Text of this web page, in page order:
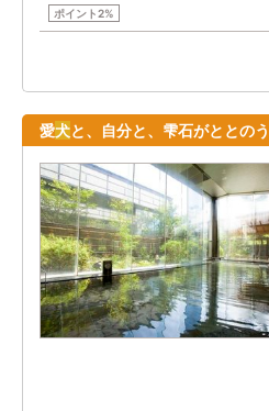
ポイント2%
愛犬と、自分と、雫石がととの